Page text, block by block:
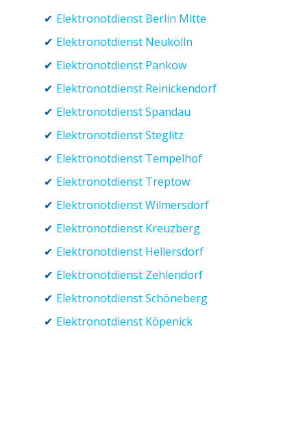
Elektronotdienst Berlin Mitte
Elektronotdienst Neukölln
Elektronotdienst Pankow
Elektronotdienst Reinickendorf
Elektronotdienst Spandau
Elektronotdienst Steglitz
Elektronotdienst Tempelhof
Elektronotdienst Treptow
Elektronotdienst Wilmersdorf
Elektronotdienst Kreuzberg
Elektronotdienst Hellersdorf
Elektronotdienst Zehlendorf
Elektronotdienst Schöneberg
Elektronotdienst Köpenick